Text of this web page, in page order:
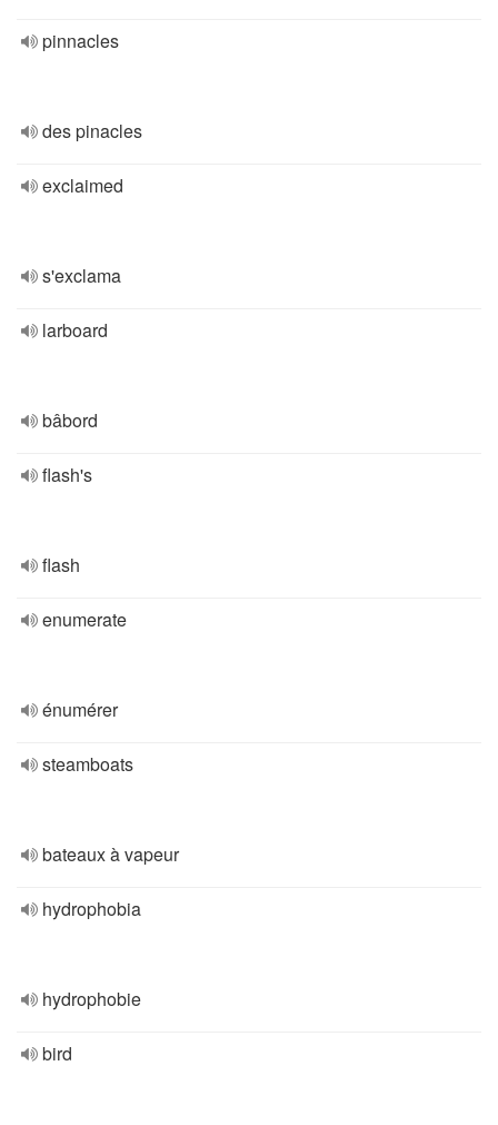
pinnacles
des pinacles
exclaimed
s'exclama
larboard
bâbord
flash's
flash
enumerate
énumérer
steamboats
bateaux à vapeur
hydrophobia
hydrophobie
bird